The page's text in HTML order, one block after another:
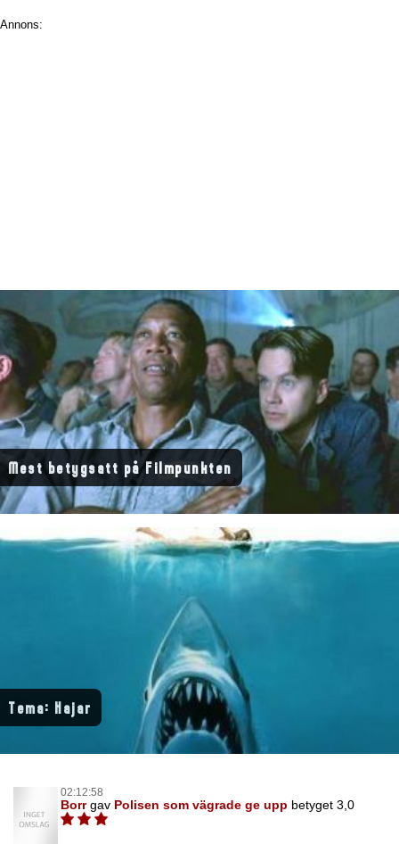
Annons:
Mest betygsatt på Filmpunkten
Tema: Hajar
02:12:58
Borrgav Polisen som vägrade ge upp betyget 3,0